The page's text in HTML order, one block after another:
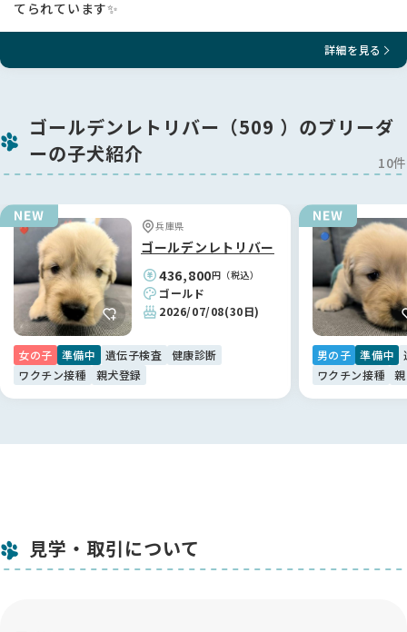
●お母さん：アンジュ 体重33㎏ 股関節形成不全所見無し。表
情が優しいのんびり屋さんのお母さん。2回目の出産で子煩悩
で子育て上手。父親は初代ボスドッグのロコべで生涯100頭以
上の子どもを持ち、9歳になった今も万全の身体で老後の暮ら
ゴル特有の遺伝性疾患13項目全てが変異体のないホモ結合なの
で、遺伝学的に彼女の子には検査済み遺伝病が発症致しませ
ん。
の特徴
●日本やアメリカで一般的なゴールド被毛のゴールデンに対
し、欧州やオーストラリアで多く見られるゴールデンはクリー
ムの被毛とがっしりしたマズルで骨格が太く筋肉質、体調がや
や長いなどの外形的な特徴があります。性質は穏やかでエネル
ギーが溢れるようなことはほとんどないことから、ファシリテ
ィドッグとして活躍しています。
●研究データによると、イングリッシュゴールデン（EG）の平
均寿命は１２年3ヶ月に対し、アメリカンゴールデン（AG）は
１０年８ヶ月と長命で、腫瘍の罹患率はEG３８．８％に対し
AG６１．８％と非常に低いことが判っています。
遺伝的多様性を保つことに繋がり、より生活力の優れた個体と
します。ご希望の日時をお問い合わせください。
毎週水曜定休。見学時間：平日/休日ともに13時~16時
●お迎え先はご契約時に話し合いで決定。その後は契約完了順
てられています✨
詳細を見る
ゴールデンレトリバー（509 ）のブリーダ
ーの子犬紹介
10件
兵庫県
ゴールデンレトリバー
436,800円（税込）
ゴールド
2026/07/08(30日)
女の子 準備中 遺伝子検査
健康診断
ワクチン接種
親犬登録
男の子 準備中
ワクチン接種
見学・取引について